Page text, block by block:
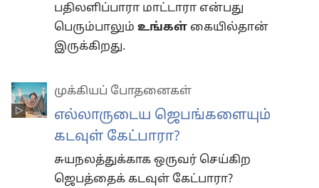
பதிலளிப்பாரா மாட்டாரா என்பது
பெரும்பாலும் உங்கள் கையில்தான்
இருக்கிறது.
முக்கியப் போதனைகள்
எல்லாருடைய ஜெபங்களையும்
கடவுள் கேட்பாரா?
சுயநலத்துக்காக ஒருவர் செய்கிற
ஜெபத்தைக் கடவுள் கேட்பாரா?